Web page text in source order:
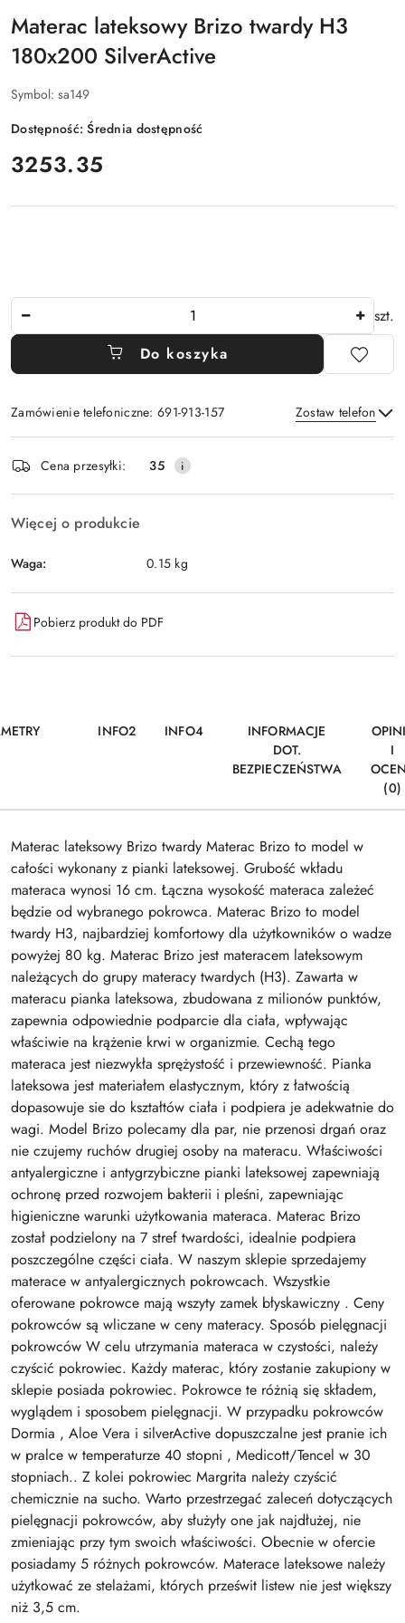
Materac lateksowy Brizo twardy H3
180x200 SilverActive
Symbol: sa149
Dostępność:Średnia dostępność
cena:
3253.35
szt.
Do koszyka
Zamówienie telefoniczne: 691-913-157 Zostaw telefon
Wyślij
i
dostawa
Cena przesyłki: 35
Więcej o produkcie
Waga: 0.15 kg
Pobierz produkt do PDF
INFO2 INFO4
INFORMACJE
DOT.
BEZPIECZEŃSTWA
I
(0)
Materac lateksowy Brizo twardy Materac Brizo to model w
całości wykonany z pianki lateksowej. Grubość wkładu
materaca wynosi 16 cm. Łączna wysokość materaca zależeć
będzie od wybranego pokrowca. Materac Brizo to model
twardy H3, najbardziej komfortowy dla użytkowników o wadze
powyżej 80 kg. Materac Brizo jest materacem lateksowym
należących do grupy materacy twardych (H3). Zawarta w
materacu pianka lateksowa, zbudowana z milionów punktów,
zapewnia odpowiednie podparcie dla ciała, wpływając
właściwie na krążenie krwi w organizmie. Cechą tego
materaca jest niezwykła sprężystość i przewiewność. Pianka
lateksowa jest materiałem elastycznym, który z łatwością
dopasowuje sie do kształtów ciała i podpiera je adekwatnie do
wagi. Model Brizo polecamy dla par, nie przenosi drgań oraz
nie czujemy ruchów drugiej osoby na materacu. Właściwości
antyalergiczne i antygrzybiczne pianki lateksowej zapewniają
ochronę przed rozwojem bakterii i pleśni, zapewniając
higieniczne warunki użytkowania materaca. Materac Brizo
został podzielony na 7 stref twardości, idealnie podpiera
poszczególne części ciała. W naszym sklepie sprzedajemy
materace w antyalergicznych pokrowcach. Wszystkie
oferowane pokrowce mają wszyty zamek błyskawiczny . Ceny
pokrowców są wliczane w ceny materacy. Sposób pielęgnacji
pokrowców W celu utrzymania materaca w czystości, należy
czyścić pokrowiec. Każdy materac, który zostanie zakupiony w
sklepie posiada pokrowiec. Pokrowce te różnią się składem,
wyglądem i sposobem pielęgnacji. W przypadku pokrowców
Dormia , Aloe Vera i silverActive dopuszczalne jest pranie ich
w pralce w temperaturze 40 stopni , Medicott/Tencel w 30
stopniach.. Z kolei pokrowiec Margrita należy czyścić
chemicznie na sucho. Warto przestrzegać zaleceń dotyczących
pielęgnacji pokrowców, aby służyły one jak najdłużej, nie
zmieniając przy tym swoich właściwości. Obecnie w ofercie
posiadamy 5 różnych pokrowców. Materace lateksowe należy
użytkować ze stelażami, których prześwit listew nie jest większy
niż 3,5 cm.